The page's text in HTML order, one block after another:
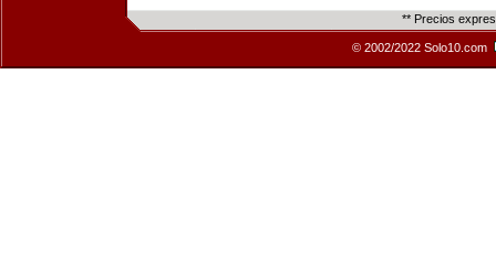
** Precios
© 2002/2022 Solo10.com